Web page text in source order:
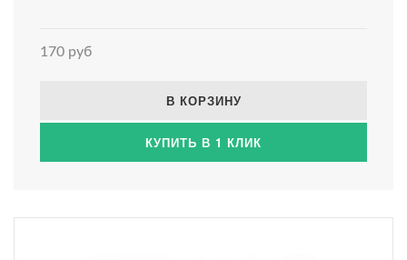
170 руб
В КОРЗИНУ
КУПИТЬ В 1 КЛИК